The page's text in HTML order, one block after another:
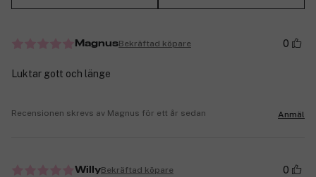
MagnusBekräftad köpare 0
Luktar gott och länge
Recensionen skrevs av Magnus för ett år sedan Anmäl
WillyBekräftad köpare 0